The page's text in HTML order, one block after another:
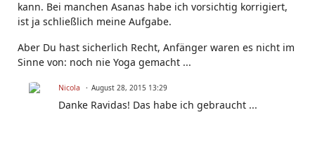
kann. Bei manchen Asanas habe ich vorsichtig korrigiert,
ist ja schließlich meine Aufgabe.
Aber Du hast sicherlich Recht, Anfänger waren es nicht im
Sinne von: noch nie Yoga gemacht ...
Nicola August 28, 2015 13:29
Danke Ravidas! Das habe ich gebraucht ...